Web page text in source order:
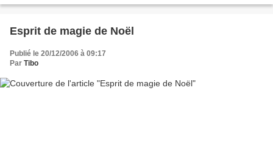
Esprit de magie de Noël
Publié le 20/12/2006 à 09:17
Par Tibo